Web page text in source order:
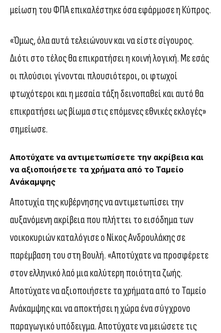
μείωση του ΦΠΑ επικαλέστηκε όσα εφάρμοσε η Κύπρος.
«Όμως, όλα αυτά τελειώνουν και να είστε σίγουρος.
Διότι στο τέλος θα επικρατήσει η κοινή λογική. Με εσάς
οι πλούσιοι γίνονται πλουσιότεροι, οι φτωχοί
φτωχότεροι και η μεσαία τάξη δεινοπαθεί και αυτό θα
επικρατήσει ως βίωμα στις επόμενες εθνικές εκλογές»
σημείωσε.
Αποτύχατε να αντιμετωπίσετε την ακρίβεια και
να αξιοποιήσετε τα χρήματα από το Ταμείο
Ανάκαμψης
Αποτυχία της κυβέρνησης να αντιμετωπίσει την
αυξανόμενη ακρίβεια που πλήττει το εισόδημα των
νοικοκυριών καταλόγισε ο Νίκος Ανδρουλάκης σε
παρέμβαση του στη Βουλή. «Αποτύχατε να προσφέρετε
στον ελληνικό λαό μια καλύτερη ποιότητα ζωής.
Αποτύχατε να αξιοποιήσετε τα χρήματα από το Ταμείο
Ανάκαμψης και να αποκτήσει η χώρα ένα σύγχρονο
παραγωγικό υπόδειγμα. Αποτύχατε να μειώσετε τις